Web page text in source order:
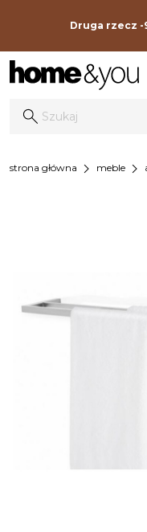
Druga rzecz
strona główna chevron_right meble chevron_right